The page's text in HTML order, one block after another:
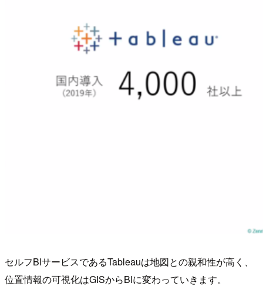
セルフBIサービスであるTableauは地図との親和性が高く、
位置情報の可視化はGISからBIに変わっていきます。